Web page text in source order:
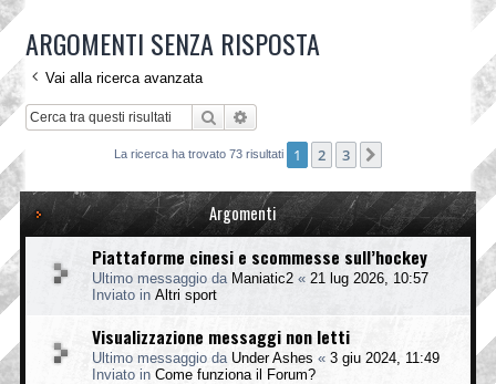
ARGOMENTI SENZA RISPOSTA
Vai alla ricerca avanzata
Cerca
La ricerca ha trovato 73 risultati 1 2 3
Argomenti
Piattaforme cinesi e scommesse sull’hockey
Ultimo messaggio da Maniatic2 « 21 lug 2026, 10:57
Inviato in Altri sport
Visualizzazione messaggi non letti
Ultimo messaggio da Under Ashes « 3 giu 2024, 11:49
Inviato in Come funziona il Forum?